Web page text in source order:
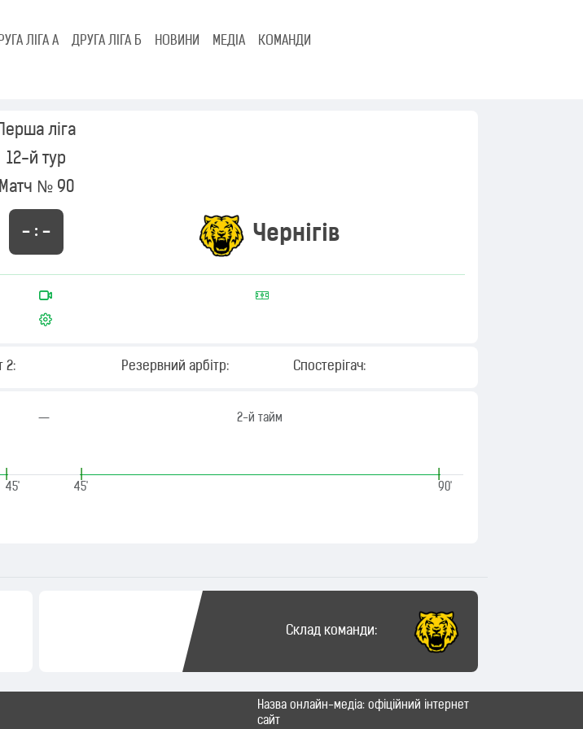
ЛІГА А ДРУГА ЛІГА Б НОВИНИ МЕДІА КОМАНДИ
ліга
12-й тур
Матч № 90
– : – Чернігів
2: Резервний арбітр: Спостерігач:
|
45'
— 2-й тайм
|
45'
|
90'
Склад команди:
Назва онлайн-медіа: офіційний інтернет
сайт